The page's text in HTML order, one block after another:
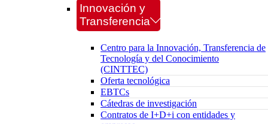
Innovación y
Transferencia
Centro para la Innovación, Transferencia de
Tecnología y del Conocimiento
(CINTTEC)
Oferta tecnológica
EBTCs
Cátedras de investigación
Contratos de I+D+i con entidades y